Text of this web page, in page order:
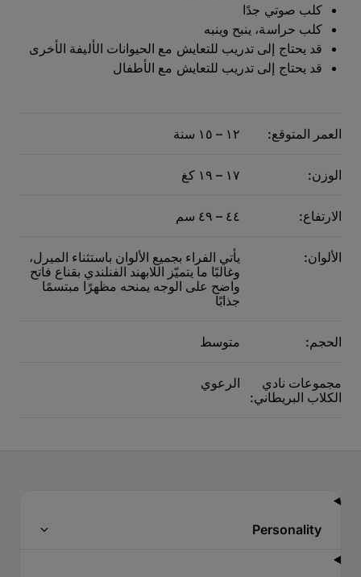
كلب صوتي جدًا
كلب حراسة، ينبح وينبه
قد يحتاج إلى تدريب للتعايش مع الحيوانات الأليفة الأخرى
قد يحتاج إلى تدريب للتعايش مع الأطفال
العمر المتوقع: ١٢ – ١٥ سنة
الوزن: ١٧ – ١٩ كغ
الارتفاع: ٤٤ – ٤٩ سم
الألوان:
يأتي الفراء بجميع الألوان باستثناء الميرل،
وغالبًا ما يتميّز اللابهند الفنلندي بقناع فاتح
واضح على الوجه يمنحه مظهرًا مبتسمًا
جذابًا
الحجم: متوسط
مجموعات نادي
الكلاب البريطاني:
الرعوي
Personality